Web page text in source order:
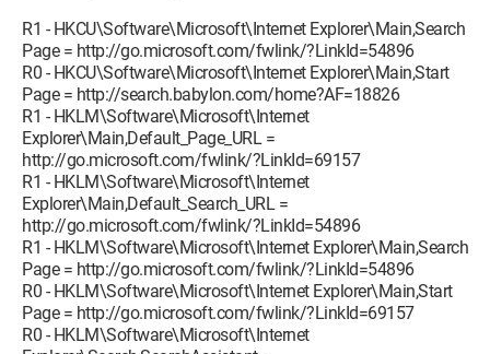
R1 - HKCU\Software\Microsoft\Internet Explorer\Main,Search
Page = http://go.microsoft.com/fwlink/?LinkId=54896
R0 - HKCU\Software\Microsoft\Internet Explorer\Main,Start
Page = http://search.babylon.com/home?AF=18826
R1 - HKLM\Software\Microsoft\Internet
Explorer\Main,Default_Page_URL =
http://go.microsoft.com/fwlink/?LinkId=69157
R1 - HKLM\Software\Microsoft\Internet
Explorer\Main,Default_Search_URL =
http://go.microsoft.com/fwlink/?LinkId=54896
R1 - HKLM\Software\Microsoft\Internet Explorer\Main,Search
Page = http://go.microsoft.com/fwlink/?LinkId=54896
R0 - HKLM\Software\Microsoft\Internet Explorer\Main,Start
Page = http://go.microsoft.com/fwlink/?LinkId=69157
R0 - HKLM\Software\Microsoft\Internet